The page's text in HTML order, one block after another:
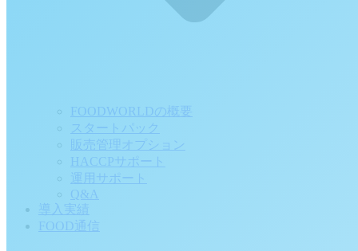
FOODWORLDの概要
スタートパック
販売管理オプション
HACCPサポート
運用サポート
Q&A
導入実績
FOOD通信